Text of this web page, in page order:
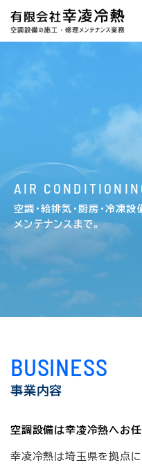
A I R C O N D ITI O N I N
空調・給排気・厨房・冷凍
メンテナンスまで。
BUSINESS
事業内容
空調設備は幸凌冷熱へお任
幸凌冷熱は埼玉県を拠点